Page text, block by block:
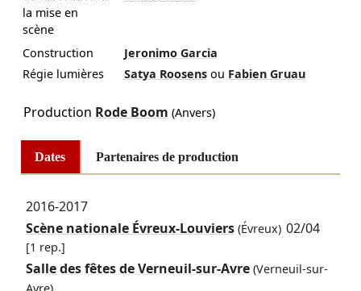
la mise en
scène
Construction
Jeronimo Garcia
Régie lumières
Satya Roosens ou Fabien Gruau
Production Rode Boom (Anvers)
Dates Partenaires de production
2016-2017
Scène nationale Évreux-Louviers(Évreux) 02/04
[1 rep.]
Salle des fêtes de Verneuil-sur-Avre (Verneuil-sur-